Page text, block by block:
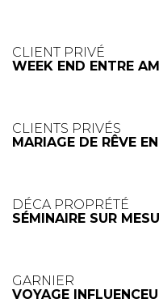
CLIENT PRIVÉ
WEEK END ENTRE
CLIENTS PRIVÉS
MARIAGE DE RÊVE
DÉCA PROPRÉTÉ
SÉMINAIRE SUR
GARNIER
VOYAGE